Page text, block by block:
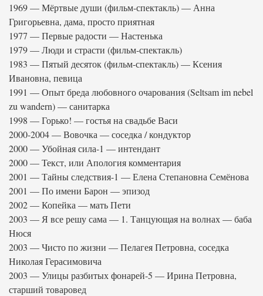
1969 — Мёртвые души (фильм-спектакль) — Анна
Григорьевна, дама, просто приятная
1977 — Первые радости — Настенька
1979 — Люди и страсти (фильм-спектакль)
1983 — Пятый десяток (фильм-спектакль) — Ксения
Ивановна, певица
1991 — Опыт бреда любовного очарования (Seltsam im nebel
zu wandern) — санитарка
1998 — Горько! — гостья на свадьбе Васи
2000-2004 — Вовочка — соседка / кондуктор
2000 — Убойная сила-1 — интендант
2000 — Текст, или Апология комментария
2001 — Тайны следствия-1 — Елена Степановна Семёнова
2001 — По имени Барон — эпизод
2002 — Копейка — мать Пети
2003 — Я все решу сама — 1. Танцующая на волнах — баба
Нюся
2003 — Чисто по жизни — Пелагея Петровна, соседка
Николая Герасимовича
2003 — Улицы разбитых фонарей-5 — Ирина Петровна,
старший товаровед